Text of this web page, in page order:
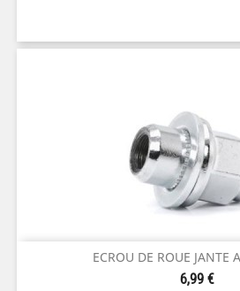
ECROU DE ROUE JANTE
Prix
6,99 €